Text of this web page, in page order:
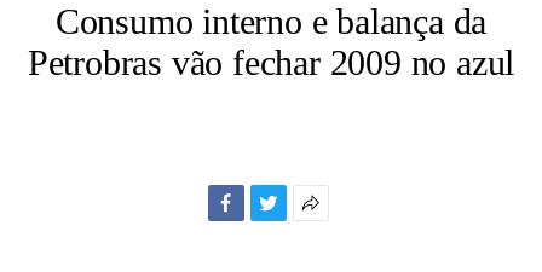
Consumo interno e balança da
Petrobras vão fechar 2009 no azul